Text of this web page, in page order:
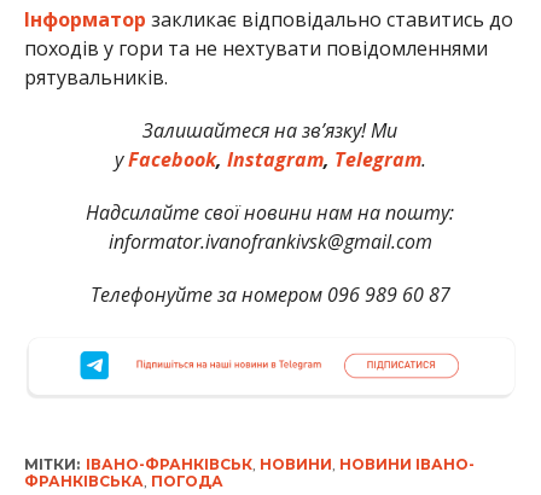
Інформатор закликає відповідально ставитись до
походів у гори та не нехтувати повідомленнями
рятувальників.
Залишайтеся на зв’язку! Ми
уFacebook, Instagram, Telegram.
Надсилайте свої новини нам на пошту:
informator.ivanofrankivsk@gmail.com
Телефонуйте за номером 096 989 60 87
МІТКИ: ІВАНО-ФРАНКІВСЬК, НОВИНИ, НОВИНИ ІВАНО-
ФРАНКІВСЬКА, ПОГОДА